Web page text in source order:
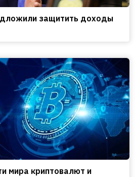
защитить доходы
мира криптовалют и